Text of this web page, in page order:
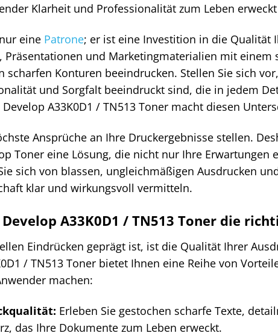
Klarheit und Professionalität zum Leben
eine Patrone; er ist eine Investition in die Qualität
Präsentationen und Marketingmaterialien mit einem
scharfen Konturen beeindrucken. Stellen Sie sich
und Sorgfalt beeindruckt sind, die in jedem
A33K0D1 / TN513 Toner macht diesen
Ansprüche an Ihre Druckergebnisse stellen.
Toner eine Lösung, die nicht nur Ihre Erwartungen
sich von blassen, ungleichmäßigen Ausdrucken
klar und wirkungsvoll vermitteln.
A33K0D1 / TN513 Toner die
Eindrücken geprägt ist, ist die Qualität Ihrer
/ TN513 Toner bietet Ihnen eine Reihe von
machen:
Erleben Sie gestochen scharfe Texte,
das Ihre Dokumente zum Leben erweckt.